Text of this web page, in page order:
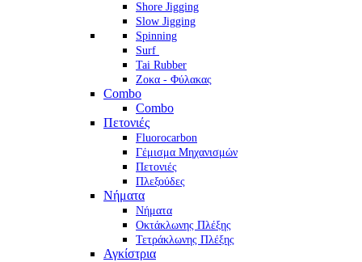
Shore Jigging
Slow Jigging
Spinning
Surf
Tai Rubber
Ζοκα - Φύλακας
Combo
Combo
Πετονιές
Fluorocarbon
Γέμισμα Μηχανισμών
Πετονιές
Πλεξούδες
Νήματα
Νήματα
Οκτάκλωνης Πλέξης
Τετράκλωνης Πλέξης
Αγκίστρια